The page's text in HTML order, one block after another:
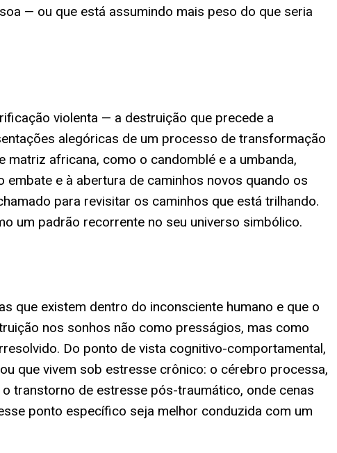
— ou que está assumindo mais peso do que seria
violenta — a destruição que precede a
alegóricas de um processo de transformação
africana, como o candomblé e a umbanda,
e à abertura de caminhos novos quando os
para revisitar os caminhos que está trilhando.
um padrão recorrente no seu universo simbólico.
que existem dentro do inconsciente humano e que o
nos sonhos não como presságios, mas como
Do ponto de vista cognitivo-comportamental,
que vivem sob estresse crônico: o cérebro processa,
transtorno de estresse pós-traumático, onde cenas
ponto específico seja melhor conduzida com um